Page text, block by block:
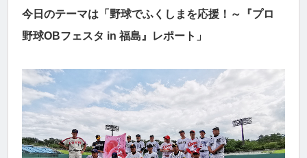
今日のテーマは「野球でふくしまを応援！～『プロ
野球OBフェスタ in 福島』レポート」